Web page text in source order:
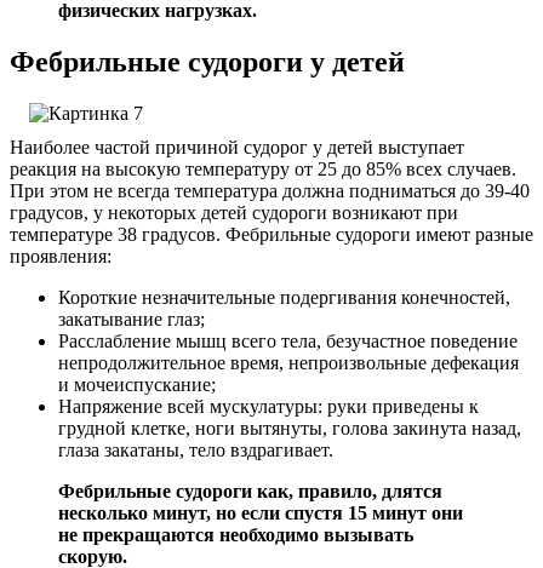
физических нагрузках.
Фебрильные судороги у детей
Наиболее частой причиной судорог у детей выступает
реакция на высокую температуру от 25 до 85% всех случаев.
При этом не всегда температура должна подниматься до 39-40
градусов, у некоторых детей судороги возникают при
температуре 38 градусов. Фебрильные судороги имеют разные
проявления:
Короткие незначительные подергивания конечностей,
закатывание глаз;
Расслабление мышц всего тела, безучастное поведение
непродолжительное время, непроизвольные дефекация
и мочеиспускание;
Напряжение всей мускулатуры: руки приведены к
грудной клетке, ноги вытянуты, голова закинута назад,
глаза закатаны, тело вздрагивает.
Фебрильные судороги как, правило, длятся
несколько минут, но если спустя 15 минут они
не прекращаются необходимо вызывать
скорую.